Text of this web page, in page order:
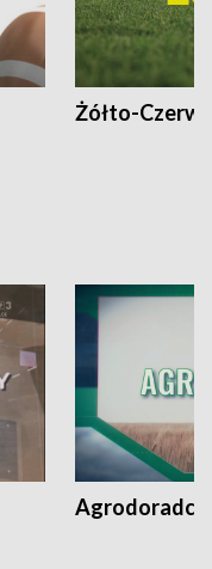
Żółto-
Agrodoradcy